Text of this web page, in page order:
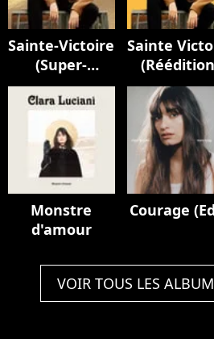
Sainte-Victoire
(Super-
édition)
Sainte
Monstre
d'amour
Courage
VOIR TOUS LES